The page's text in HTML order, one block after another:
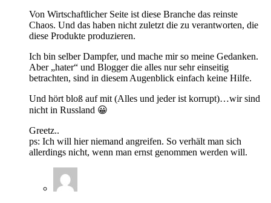
Von Wirtschaftlicher Seite ist diese Branche das reinste
Chaos. Und das haben nicht zuletzt die zu verantworten, die
diese Produkte produzieren.
Ich bin selber Dampfer, und mache mir so meine Gedanken.
Aber „hater“ und Blogger die alles nur sehr einseitig
betrachten, sind in diesem Augenblick einfach keine Hilfe.
Und hört bloß auf mit (Alles und jeder ist korrupt)…wir sind
nicht in Russland 😀
Greetz..
ps: Ich will hier niemand angreifen. So verhält man sich
allerdings nicht, wenn man ernst genommen werden will.